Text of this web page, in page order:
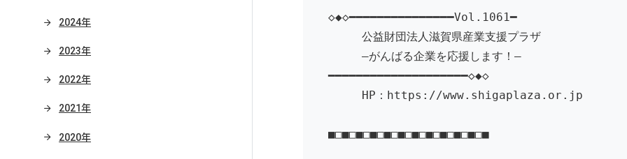
2024年
2023年
2022年
2021年
2020年
◇◆◇━━━━━━━━━━━━━━━Vol.1061━
公益財団法人滋賀県産業支援プラザ
―がんばる企業を応援します！―
━━━━━━━━━━━━━━━━━━━━◇◆◇
HP：https://www.shigaplaza.or.jp
■□■□■□■□■□■□■□■□■□■□■□■